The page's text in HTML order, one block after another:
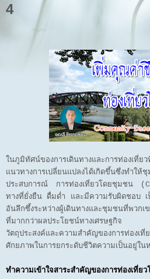
4
ในภูมิทัศน์ของการเดินทางและการท่องเที่ยว
แนวทางการเปลี่ยนแปลงได้เกิดขึ้นซึ่งทำให้
ประสบการณ์ การท่องเที่ยวโดยชุมชน
ทางที่ยั่งยืน ดื่มด่ำ และมีความรับผิดชอบ เ
อันลึกซึ้งระหว่างผู้เดินทางและชุมชนที่พว
ที่มากกว่าผลประโยชน์ทางเศรษฐกิจ ใ
วัตถุประสงค์และความสำคัญของการท่อง
ศักยภาพในการยกระดับชีวิตความเป็นอยู่ใ
ทำความเข้าใจสาระสำคัญของการท่องเที่ย